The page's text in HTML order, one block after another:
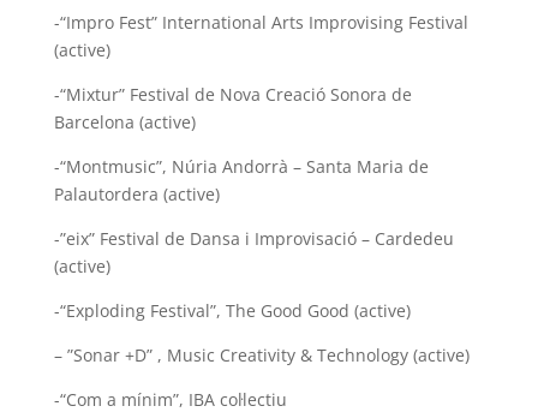
-“Impro Fest” International Arts Improvising Festival
(active)
-“Mixtur” Festival de Nova Creació Sonora de
Barcelona (active)
-“Montmusic”, Núria Andorrà – Santa Maria de
Palautordera (active)
-”eix” Festival de Dansa i Improvisació – Cardedeu
(active)
-“Exploding Festival”, The Good Good (active)
– ”Sonar +D” , Music Creativity & Technology (active)
-“Com a mínim”, IBA col·lectiu